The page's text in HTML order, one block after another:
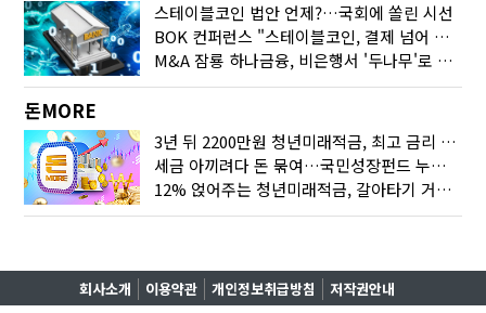
스테이블코인 법안 언제?…국회에 쏠린 시선
BOK 컨퍼런스 "스테이블코인, 결제 넘어 보험 대출 등 금융 연결 도구"
M&A 잠룡 하나금융, 비은행서 '두나무'로 눈돌린 이유는
돈MORE
3년 뒤 2200만원 청년미래적금, 최고 금리 받으려면?
세금 아끼려다 돈 묶여…국민성장펀드 누가 가입하면 좋을까
12% 얹어주는 청년미래적금, 갈아타기 거절 될수 있어요
회사소개 이용약관 개인정보취급방침 저작권안내